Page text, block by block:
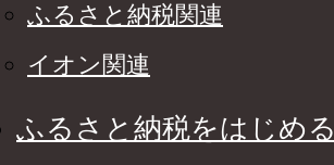
ふるさと納税関連
イオン関連
ふるさと納税をはじめる